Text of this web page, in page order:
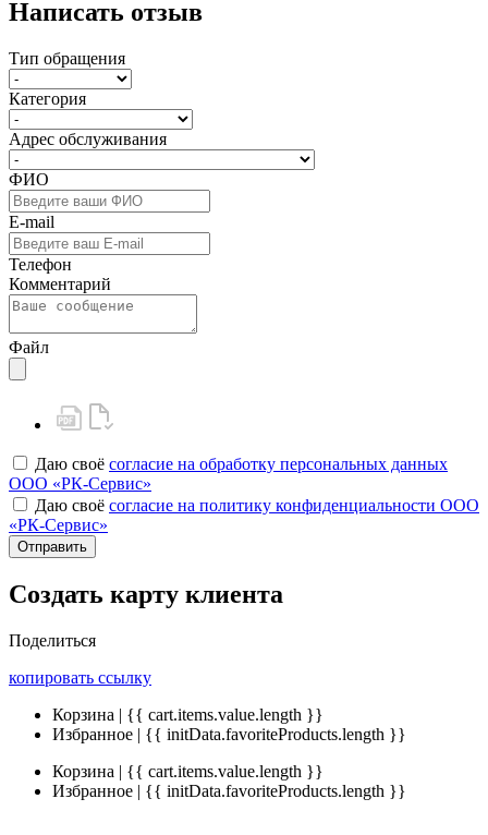
Написать отзыв
Тип обращения
Категория
Адрес обслуживания
ФИО
E-mail
Телефон
Комментарий
Файл
Даю своё согласие на обработку персональных данных
ООО «РК-Сервис»
Даю своё согласие на политику конфиденциальности ООО
«РК-Сервис»
Отправить
Создать карту клиента
Поделиться
копировать ссылку
Корзина | {{ cart.items.value.length }}
Избранное | {{ initData.favoriteProducts.length }}
Корзина | {{ cart.items.value.length }}
Избранное | {{ initData.favoriteProducts.length }}